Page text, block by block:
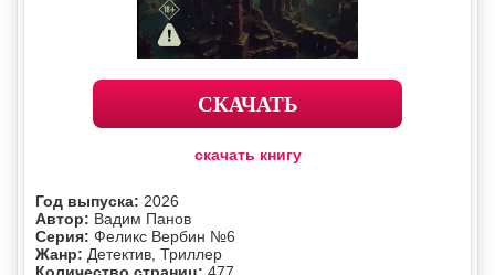
СКАЧАТЬ
скачать книгу
Год выпуска: 2026
Автор: Вадим Панов
Серия: Феликс Вербин №6
Жанр: Детектив, Триллер